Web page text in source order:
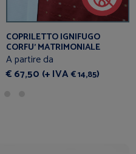
COPRILETTO IGNIFUGO
CORFU’ MATRIMONIALE
A partire da
€ 67,50 (+ IVA€ 14,85)